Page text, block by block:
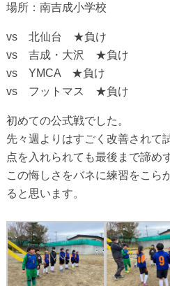
場所：南吉成小学校
vs 北仙台 ★負け
vs 吉成・大沢 ★負け
vs YMCA ★負け
vs フットマス ★負け
初めての公式戦でした。
先々週よりはすごく改善されて
点を入れられても最後まで諦め
この悔しさをバネに練習をこら
ると思います。